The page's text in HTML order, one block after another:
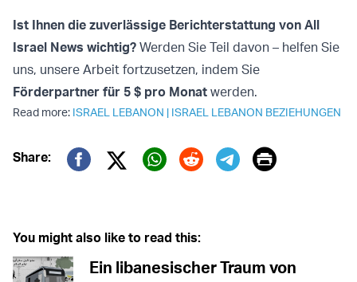
Ist Ihnen die zuverlässige Berichterstattung von All
Israel News wichtig? Werden Sie Teil davon – helfen Sie
uns, unsere Arbeit fortzusetzen, indem Sie
Förderpartner für 5 $ pro Monat werden.
Read more: ISRAEL LEBANON | ISRAEL LEBANON BEZIEHUNGEN
Share:
Twitter (X)
Print
You might also like to read this:
Ein libanesischer Traum von